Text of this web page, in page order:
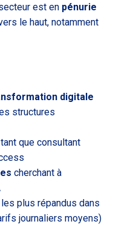
est en pénurie
le haut, notamment
digitale
structures
que consultant
cherchant à
plus répandus dans
journaliers moyens)